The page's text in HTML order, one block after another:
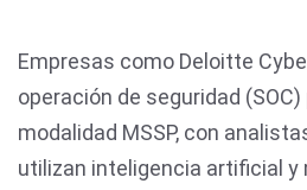
Empresas como Deloitte
operación de seguridad
modalidad MSSP, con
utilizan inteligencia artificial y